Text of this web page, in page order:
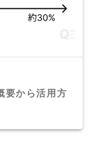
要から活用方